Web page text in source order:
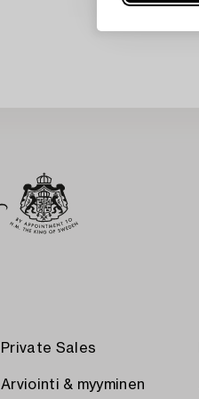
Private Sales
Arviointi & myyminen